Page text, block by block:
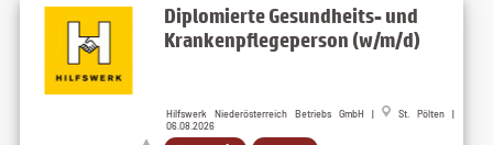
Diplomierte Gesundheits- und
Krankenpflegeperson (w/m/d)
Hilfswerk Niederösterreich Betriebs GmbH |
St. Pölten |
06.08.2026